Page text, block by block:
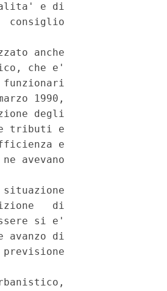
e di
consiglio
anche
che e'
1990,
degli
tributi e
e
avevano
di
si e'
avanzo di